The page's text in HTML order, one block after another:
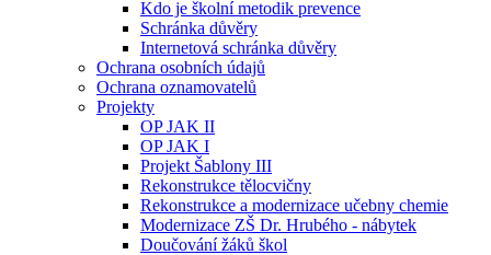
Kdo je školní metodik prevence
Schránka důvěry
Internetová schránka důvěry
Ochrana osobních údajů
Ochrana oznamovatelů
Projekty
OP JAK II
OP JAK I
Projekt Šablony III
Rekonstrukce tělocvičny
Rekonstrukce a modernizace učebny chemie
Modernizace ZŠ Dr. Hrubého - nábytek
Doučování žáků škol